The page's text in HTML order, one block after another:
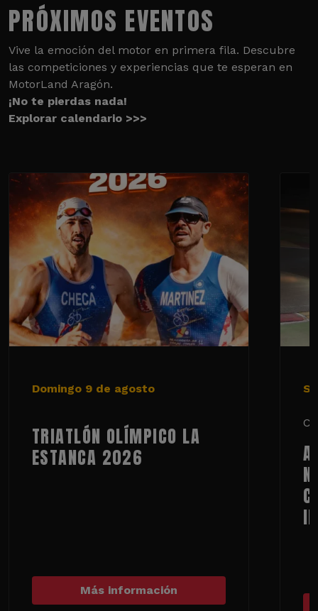
PRÓXIMOS EVENTOS
Vive la emoción del motor en primera fila. Descubre
las competiciones y experiencias que te esperan en
MotorLand Aragón.
¡No te pierdas nada!
Explorar calendario >>>
Domingo 9 de agosto
TRIATLÓN OLÍMPICO LA
ESTANCA 2026
Más información